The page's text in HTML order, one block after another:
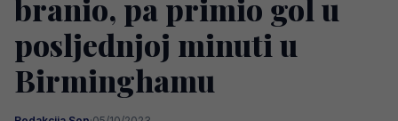
branio, pa primio gol u
posljednjoj minuti u
Birminghamu